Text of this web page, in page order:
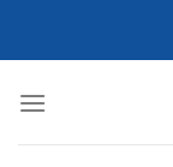
dung